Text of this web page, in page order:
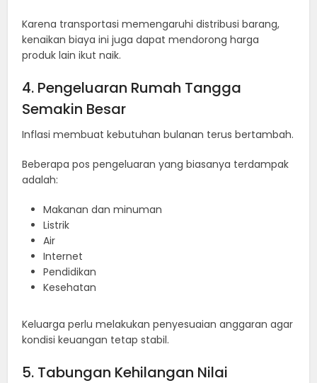
Karena transportasi memengaruhi distribusi barang,
kenaikan biaya ini juga dapat mendorong harga
produk lain ikut naik.
4. Pengeluaran Rumah Tangga
Semakin Besar
Inflasi membuat kebutuhan bulanan terus bertambah.
Beberapa pos pengeluaran yang biasanya terdampak
adalah:
Makanan dan minuman
Listrik
Air
Internet
Pendidikan
Kesehatan
Keluarga perlu melakukan penyesuaian anggaran agar
kondisi keuangan tetap stabil.
5. Tabungan Kehilangan Nilai